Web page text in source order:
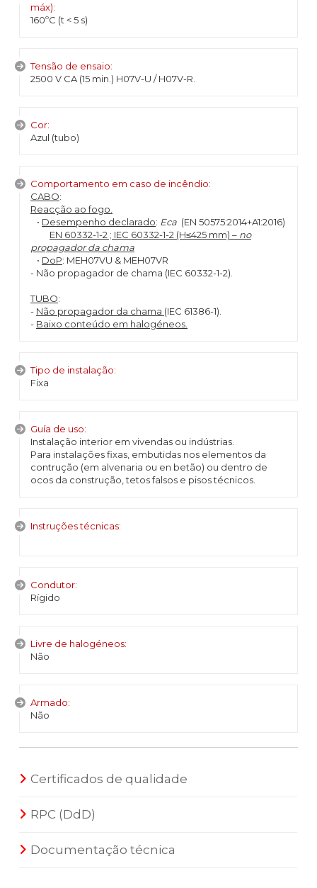
máx):
160ºC (t < 5 s)
Tensão de ensaio:
2500 V CA (15 min.) H07V-U / H07V-R.
Cor:
Azul (tubo)
Comportamento em caso de incêndio:
CABO:
Reacção ao fogo.
• Desempenho declarado: Eca (EN 50575:2014+A1:2016)
EN 60332-1-2 ; IEC 60332-1-2 (H≤425 mm) – no
propagador da chama
• DoP: MEH07VU & MEH07VR
- Não propagador de chama (IEC 60332-1-2).
TUBO:
- Não propagador da chama (IEC 61386-1).
- Baixo conteúdo em halogéneos
Tipo de instalação:
Fixa
Guía de uso:
Instalação interior em vivendas ou indústrias.
Para instalações fixas, embutidas nos elementos da
contrução (em alvenaria ou en betão) ou dentro de
ocos da construção, tetos falsos e pisos técnicos.
Instruções técnicas:
Condutor:
Rígido
Livre de halogéneos:
Não
Armado:
Não
Certificados de qualidade
RPC (DdD)
Documentação técnica